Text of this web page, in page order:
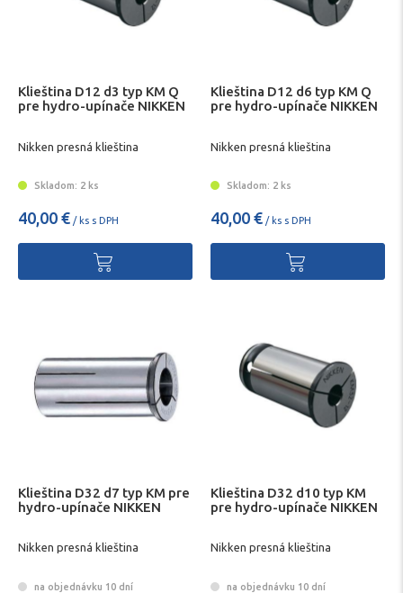
Klieština D12 d3 typ KM Q
pre hydro-upínače NIKKEN
Nikken presná klieština
Skladom: 2 ks
40,00 € / ks s DPH
Klieština D12 d6 typ KM Q
pre hydro-upínače NIKKEN
Nikken presná klieština
Skladom: 2 ks
40,00 € / ks s DPH
Klieština D32 d7 typ KM pre
hydro-upínače NIKKEN
Nikken presná klieština
na objednávku 10 dní
Klieština D32 d10 typ KM
pre hydro-upínače NIKKEN
Nikken presná klieština
na objednávku 10 dní